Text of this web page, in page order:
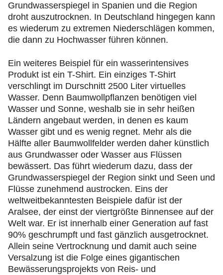
Grundwasserspiegel in Spanien und die Region
droht auszutrocknen. In Deutschland hingegen kann
es wiederum zu extremen Niederschlägen kommen,
die dann zu Hochwasser führen können.
Ein weiteres Beispiel für ein wasserintensives
Produkt ist ein T-Shirt. Ein einziges T-Shirt
verschlingt im Durschnitt 2500 Liter virtuelles
Wasser. Denn Baumwollpflanzen benötigen viel
Wasser und Sonne, weshalb sie in sehr heißen
Ländern angebaut werden, in denen es kaum
Wasser gibt und es wenig regnet. Mehr als die
Hälfte aller Baumwollfelder werden daher künstlich
aus Grundwasser oder Wasser aus Flüssen
bewässert. Das führt wiederum dazu, dass der
Grundwasserspiegel der Region sinkt und Seen und
Flüsse zunehmend austrocken. Eins der
weltweitbekanntesten Beispiele dafür ist der
Aralsee, der einst der viertgrößte Binnensee auf der
Welt war. Er ist innerhalb einer Generation auf fast
90% geschrumpft und fast gänzlich ausgetrocknet.
Allein seine Vertrocknung und damit auch seine
Versalzung ist die Folge eines gigantischen
Bewässerungsprojekts von Reis- und